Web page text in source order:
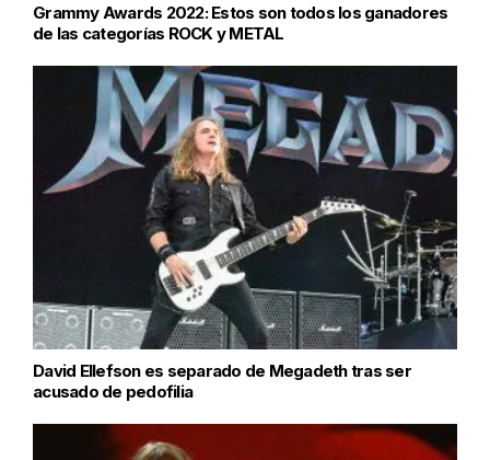
Grammy Awards 2022: Estos son todos los ganadores
de las categorías ROCK y METAL
David Ellefson es separado de Megadeth tras ser
acusado de pedofilia